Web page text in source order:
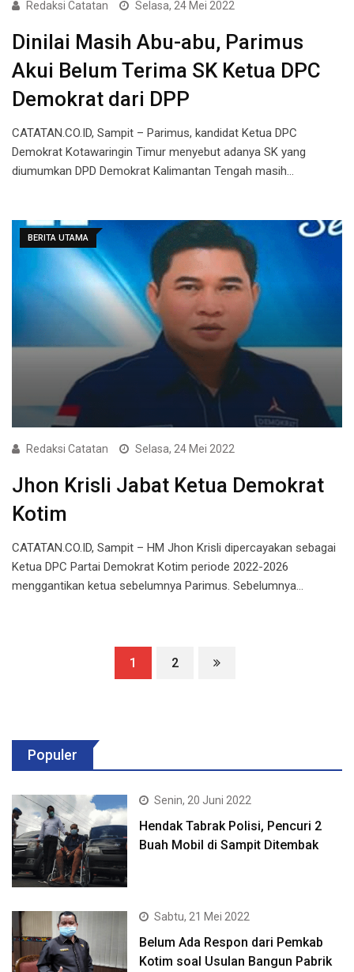
Redaksi Catatan Selasa, 24 Mei 2022
Dinilai Masih Abu-abu, Parimus
Akui Belum Terima SK Ketua DPC
Demokrat dari DPP
CATATAN.CO.ID, Sampit – Parimus, kandidat Ketua DPC
Demokrat Kotawaringin Timur menyebut adanya SK yang
diumumkan DPD Demokrat Kalimantan Tengah masih…
BERITA UTAMA
Redaksi Catatan Selasa, 24 Mei 2022
Jhon Krisli Jabat Ketua Demokrat
Kotim
CATATAN.CO.ID, Sampit – HM Jhon Krisli dipercayakan sebagai
Ketua DPC Partai Demokrat Kotim periode 2022-2026
menggantikan ketua sebelumnya Parimus. Sebelumnya…
1 2
Populer
Senin, 20 Juni 2022
Hendak Tabrak Polisi, Pencuri 2
Buah Mobil di Sampit Ditembak
Sabtu, 21 Mei 2022
Belum Ada Respon dari Pemkab
Kotim soal Usulan Bangun Pabrik